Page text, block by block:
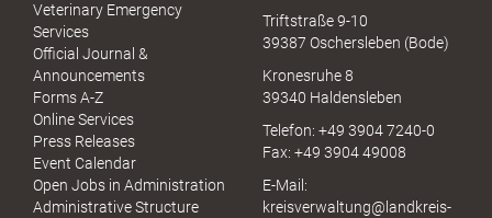
s
Veterinary Emergency
Services
Official Journal &
Announcements
Forms A-Z
Online Services
Press Releases
Event Calendar
Open Jobs in Administration
Administrative Structure
Triftstraße 9-10
39387 Oschersleben (Bode)
Kronesruhe 8
39340 Haldensleben
Telefon: +49 3904 7240-0
Fax: +49 3904 49008
E-Mail:
kreisverwaltung@landkreis-